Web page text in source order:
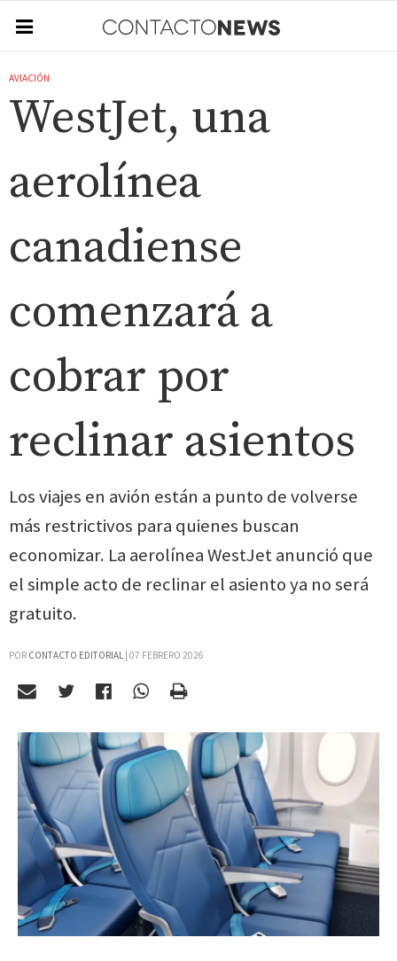
AVIACIÓN
WestJet, una
aerolínea
canadiense
comenzará a
cobrar por
reclinar asientos
Los viajes en avión están a punto de volverse
más restrictivos para quienes buscan
economizar. La aerolínea WestJet anunció que
el simple acto de reclinar el asiento ya no será
gratuito.
POR CONTACTO EDITORIAL| 07 FEBRERO 2026